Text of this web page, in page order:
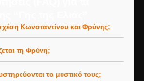
Κωνσταντίνου και Φρύνης;
τη Φρύνη;
το μυστικό τους;